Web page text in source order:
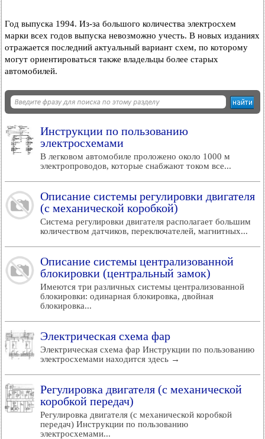
Год выпуска 1994. Из-за большого количества электросхем
марки всех годов выпуска невозможно учесть. В новых изданиях
отражается последний актуальный вариант схем, по которому
могут ориентироваться также владельцы более старых
автомобилей.
Инструкции по пользованию
электросхемами
В легковом автомобиле проложено около 1000 м
электропроводов, которые снабжают током все...
Описание системы регулировки двигателя
(с механической коробкой)
Система регулировки двигателя располагает большим
количеством датчиков, переключателей, магнитных...
Описание системы централизованной
блокировки (центральный замок)
Имеются три различных системы централизованной
блокировки: одинарная блокировка, двойная
блокировка...
Электрическая схема фар
Электрическая схема фар Инструкции по пользованию
электросхемами находится здесь →
Регулировка двигателя (с механической
коробкой передач)
Регулировка двигателя (с механической коробкой
передач) Инструкции по пользованию
электросхемами...